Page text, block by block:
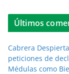
Últimos
Cabrera
peticiones de
Médulas como